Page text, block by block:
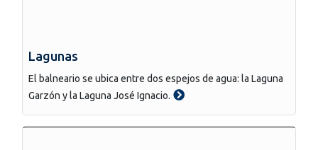
Lagunas
El balneario se ubica entre dos espejos de agua: la Laguna
Garzón y la Laguna José Ignacio.